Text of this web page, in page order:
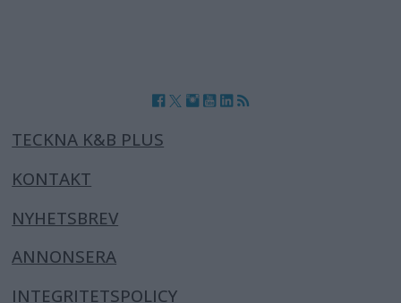
TECKNA K&B PLUS
KONTAKT
NYHETSBREV
ANNONSERA
INTEGRITETSPOLICY